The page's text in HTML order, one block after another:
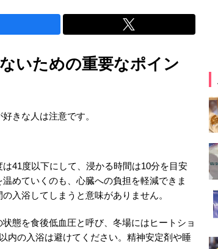
いための重要なポイン
きな人は注意です。
41度以下にして、浸かる時間は10分を目安
めていくのも、心臓への負担を軽減できま
入浴してしまうと意味がありません。
態を食後低血圧と呼び、冬場にはヒートショ
内の入浴は避けてください。精神安定剤や睡